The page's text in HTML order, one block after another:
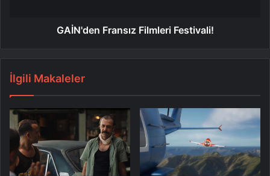
GAİN'den Fransız Filmleri Festivali!
İlgili Makaleler